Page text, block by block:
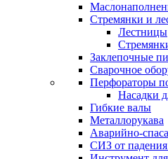
Стремянки и
Лестницы
Заклепочные
Сварочное
Перфораторы
Насадки
Гибкие валы
Металлорукава
Аварийно-
СИЗ от